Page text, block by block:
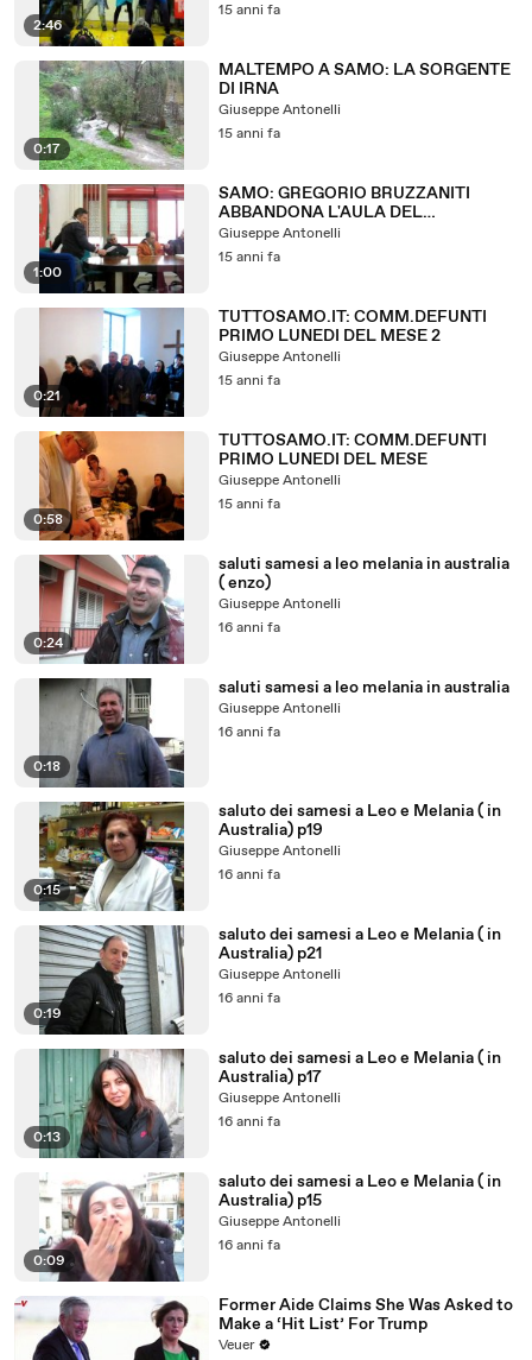
2:46
15 anni fa
0:17
MALTEMPO A SAMO: LA SORGENTE
DI IRNA
Giuseppe Antonelli
15 anni fa
1:00
SAMO: GREGORIO BRUZZANITI
ABBANDONA L'AULA DEL
CONSIGLIO
Giuseppe Antonelli
15 anni fa
0:21
TUTTOSAMO.IT: COMM.DEFUNTI
PRIMO LUNEDI DEL MESE 2
Giuseppe Antonelli
15 anni fa
0:58
TUTTOSAMO.IT: COMM.DEFUNTI
PRIMO LUNEDI DEL MESE
Giuseppe Antonelli
15 anni fa
0:24
saluti samesi a leo melania in australia
( enzo)
Giuseppe Antonelli
16 anni fa
0:18
saluti samesi a leo melania in australia
Giuseppe Antonelli
16 anni fa
0:15
saluto dei samesi a Leo e Melania ( in
Australia) p19
Giuseppe Antonelli
16 anni fa
0:19
saluto dei samesi a Leo e Melania ( in
Australia) p21
Giuseppe Antonelli
16 anni fa
0:13
saluto dei samesi a Leo e Melania ( in
Australia) p17
Giuseppe Antonelli
16 anni fa
0:09
saluto dei samesi a Leo e Melania ( in
Australia) p15
Giuseppe Antonelli
16 anni fa
Former Aide Claims She Was Asked to
Make a ‘Hit List’ For Trump
Veuer